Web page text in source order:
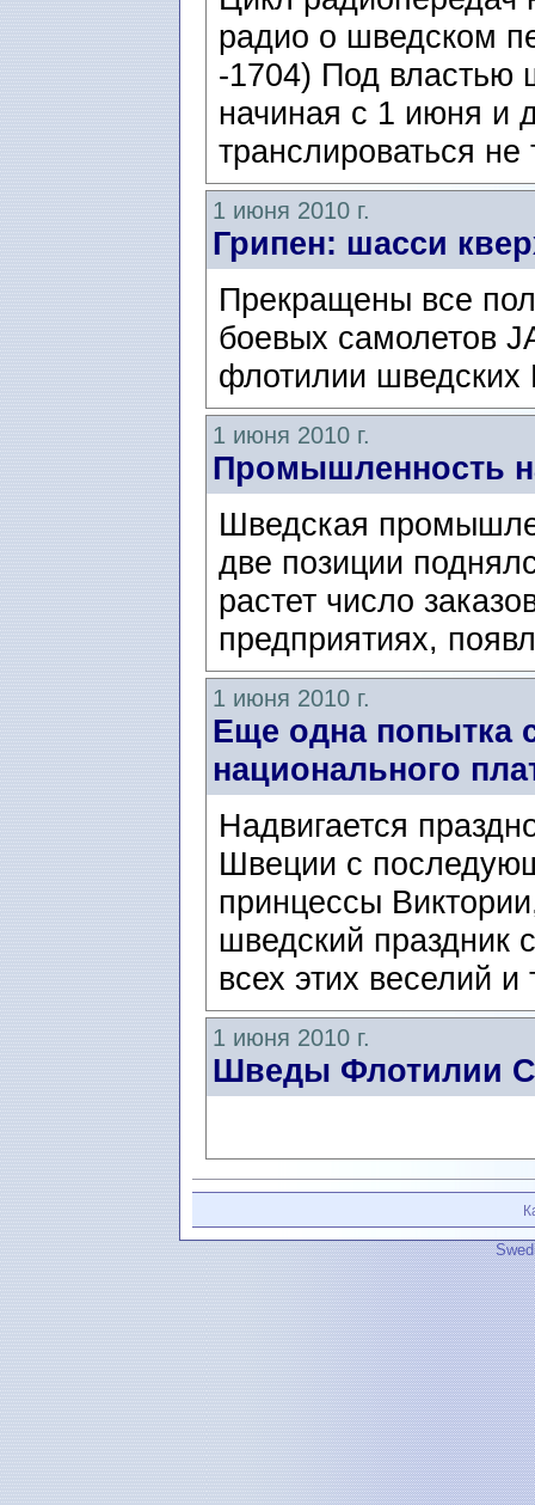
радио о шведском
-1704) Под властью
начиная с 1 июня и
транслироваться
1 июня 2010 г.
Грипен: шасси
Прекращены все
боевых самолетов
флотилии
1 июня 2010 г.
Промышленность
Шведская
две позиции
растет число
предприятиях,
1 июня 2010 г.
Еще одна попытка
национального
Надвигается
Швеции с
принцессы
шведский праздник
всех этих веселий
1 июня 2010 г.
Шведы Флотилии